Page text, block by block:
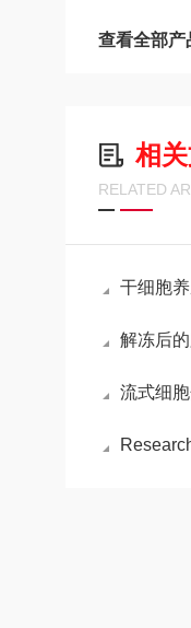
查看全部产
相
RELATED
干细胞
解冻后的胰
流式细胞
Research